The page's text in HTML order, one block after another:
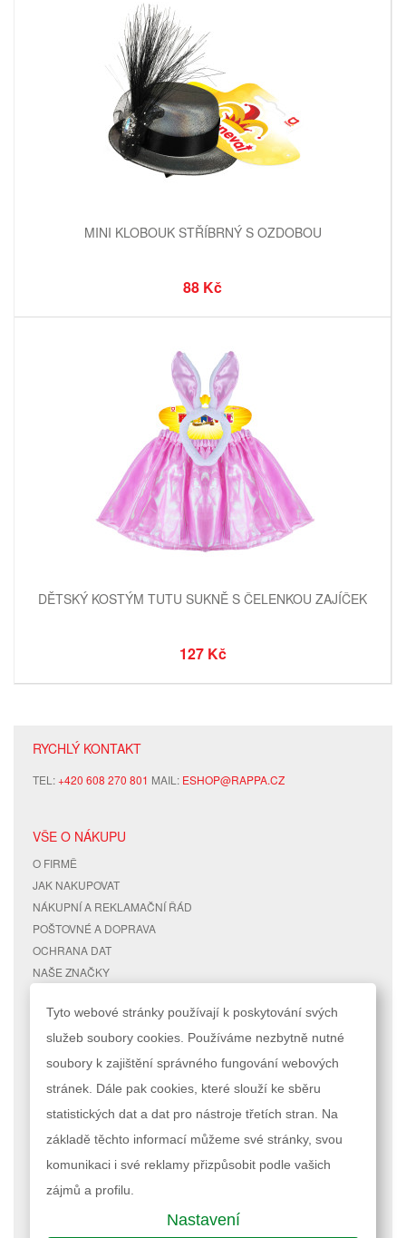
MINI KLOBOUK STŘÍBRNÝ S OZDOBOU
88 Kč
DĚTSKÝ KOSTÝM TUTU SUKNĚ S ČELENKOU ZAJÍČEK
127 Kč
RYCHLÝ KONTAKT
TEL:+420 608 270 801 MAIL: ESHOP@RAPPA.CZ
VŠE O NÁKUPU
O FIRMĚ
JAK NAKUPOVAT
NÁKUPNÍ A REKLAMAČNÍ ŘÁD
POŠTOVNÉ A DOPRAVA
OCHRANA DAT
NAŠE ZNAČKY
RYCHLÉ ODKAZY
MAPA STRÁNEK
VYHLEDÁVANÉ TERMÍNY
POKROČILÉ VYHLEDÁVÁNÍ
ÚČET
MŮJ ÚČET
STAV OBJEDNÁVKY
Podle zákona o evidenci tržeb je prodávající povinen vystavit kupujícímu
účtenku. Zároveň je povinen zaevidovat přijatou tržbu u správce daně
Tyto webové stránky používají k poskytování svých
služeb soubory cookies. Používáme nezbytně nutné
soubory k zajištění správného fungování webových
stránek. Dále pak cookies, které slouží ke sběru
statistických dat a dat pro nástroje třetích stran. Na
základě těchto informací můžeme své stránky, svou
komunikaci i své reklamy přizpůsobit podle vašich
zájmů a profilu.
Nastavení